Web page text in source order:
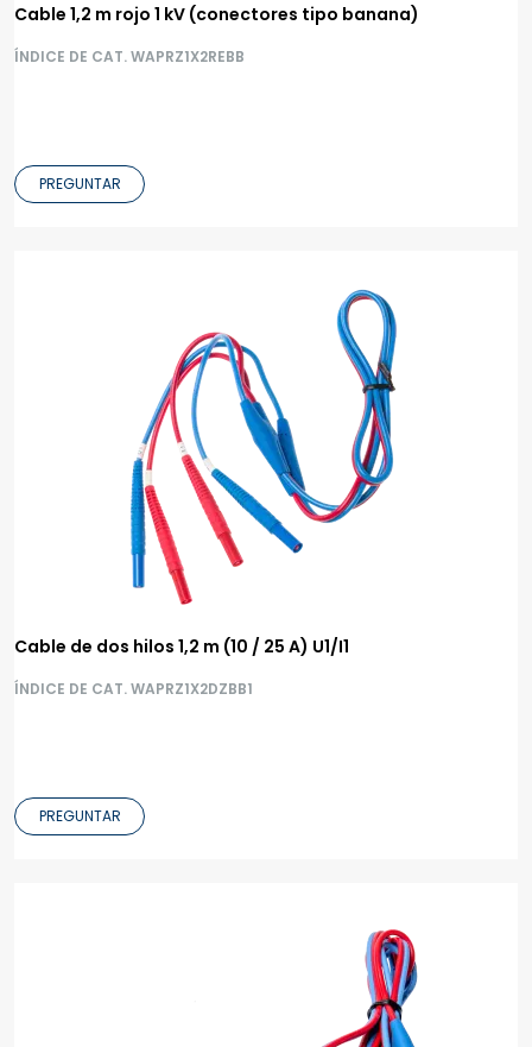
Cable 1,2 m rojo 1 kV (conectores tipo banana)
ÍNDICE DE CAT. WAPRZ1X2REBB
PREGUNTAR
Cable de dos hilos 1,2 m (10 / 25 A) U1/I1
ÍNDICE DE CAT. WAPRZ1X2DZBB1
PREGUNTAR